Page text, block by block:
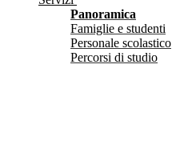
Panoramica
Famiglie e studenti
Personale scolastico
Percorsi di studio